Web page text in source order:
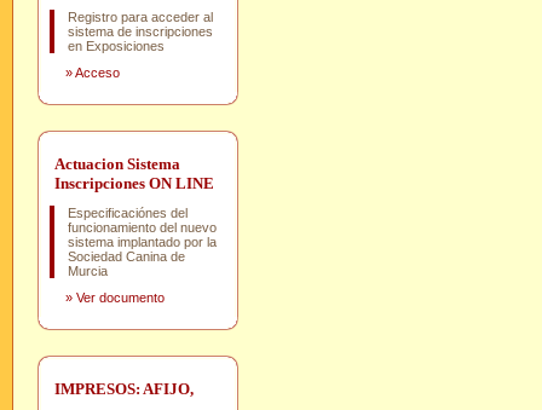
Registro para acceder al
sistema de inscripciones
en Exposiciones
»Acceso
Actuacion Sistema
Inscripciones ON LINE
Especificaciónes del
funcionamiento del nuevo
sistema implantado por la
Sociedad Canina de
Murcia
» Ver documento
IMPRESOS: AFIJO,